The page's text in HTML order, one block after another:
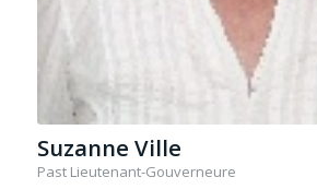
Suzanne Ville
Past Lieutenant-Gouverneure